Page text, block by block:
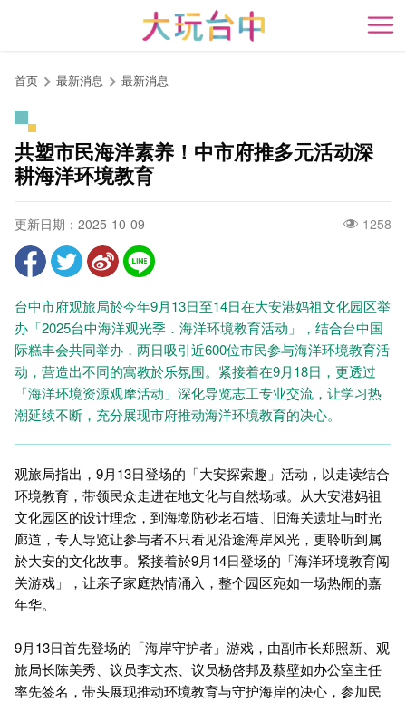
开
首页 最新消息 最新消息
共塑市民海洋素养！中市府推多元活动深
耕海洋环境教育
更新日期：2025-10-09 1258
台中市府观旅局於今年9月13日至14日在大安港妈祖文化园区举
办「2025台中海洋观光季．海洋环境教育活动」，结合台中国
际糕丰会共同举办，两日吸引近600位市民参与海洋环境教育活
动，营造出不同的寓教於乐氛围。紧接着在9月18日，更透过
「海洋环境资源观摩活动」深化导览志工专业交流，让学习热
潮延续不断，充分展现市府推动海洋环境教育的决心。
观旅局指出，9月13日登场的「大安探索趣」活动，以走读结合
环境教育，带领民众走进在地文化与自然场域。从大安港妈祖
文化园区的设计理念，到海墘防砂老石墙、旧海关遗址与时光
廊道，专人导览让参与者不只看见沿途海岸风光，更聆听到属
於大安的文化故事。紧接着於9月14日登场的「海洋环境教育闯
关游戏」，让亲子家庭热情涌入，整个园区宛如一场热闹的嘉
年华。
9月13日首先登场的「海岸守护者」游戏，由副市长郑照新、观
旅局长陈美秀、议员李文杰、议员杨啓邦及蔡壁如办公室主任
率先签名，带头展现推动环境教育与守护海岸的决心，参加民